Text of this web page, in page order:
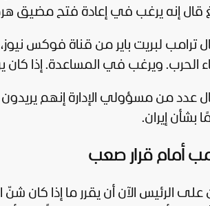
قال إنه يرغب في إعادة فتح مضيق
ترامب لبريت باير من قناة فوكس
الحرب. ويرغب في المساعدة. إذا كان
عدد من مسؤولي الإدارة إنهم
بشأن إيران.
أمام قرار صعب
على الرئيس الآن أن يقرر ما إذا كان شنّ